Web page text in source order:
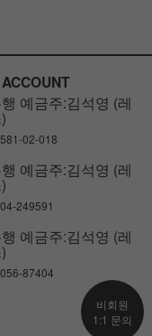
예금주:김석영 (레
02-018
예금주:김석영 (레
249591
예금주:김석영 (레
87404
비회원
1:1 문의